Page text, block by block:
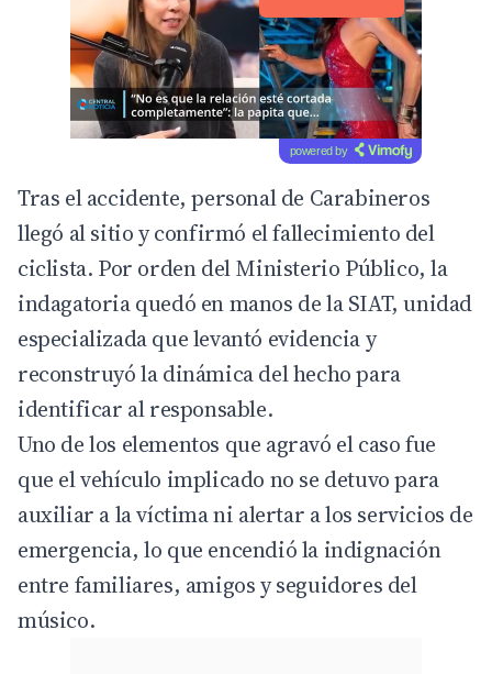
powered by
Tras el accidente, personal de Carabineros
llegó al sitio y confirmó el fallecimiento del
ciclista. Por orden del Ministerio Público, la
indagatoria quedó en manos de la SIAT, unidad
especializada que levantó evidencia y
reconstruyó la dinámica del hecho para
identificar al responsable.
Uno de los elementos que agravó el caso fue
que el vehículo implicado no se detuvo para
auxiliar a la víctima ni alertar a los servicios de
emergencia, lo que encendió la indignación
entre familiares, amigos y seguidores del
músico.